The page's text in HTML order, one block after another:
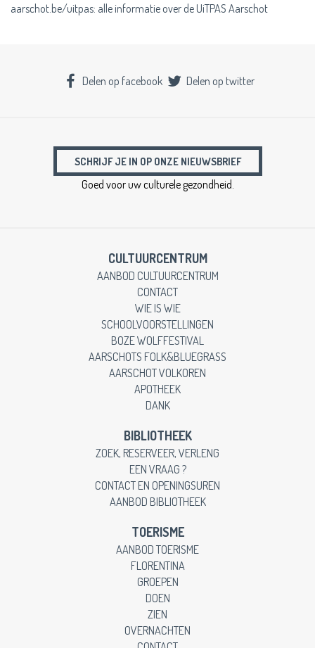
aarschot.be/uitpas: alle informatie over de UiTPAS Aarschot
Delen op facebook Delen op twitter
SCHRIJF JE IN OP ONZE NIEUWSBRIEF
Goed voor uw culturele gezondheid.
CULTUURCENTRUM
AANBOD CULTUURCENTRUM
CONTACT
WIE IS WIE
SCHOOLVOORSTELLINGEN
BOZE WOLFFESTIVAL
AARSCHOTS FOLK&BLUEGRASS
AARSCHOT VOLKOREN
APOTHEEK
DANK
BIBLIOTHEEK
ZOEK, RESERVEER, VERLENG
EEN VRAAG ?
CONTACT EN OPENINGSUREN
AANBOD BIBLIOTHEEK
TOERISME
AANBOD TOERISME
FLORENTINA
GROEPEN
DOEN
ZIEN
OVERNACHTEN